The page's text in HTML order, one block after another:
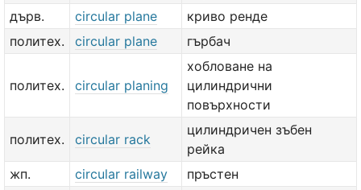
дърв.
circular plane
криво ренде
политех.
circular plane гърбач
политех. circular planing
хобловане на
цилиндрични
повърхности
политех. circular rack
цилиндричен зъбен
рейка
жп.
circular railway
пръстен